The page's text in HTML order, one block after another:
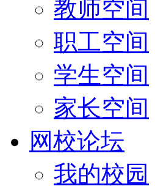
教师空间
职工空间
学生空间
家长空间
网校论坛
我的校园